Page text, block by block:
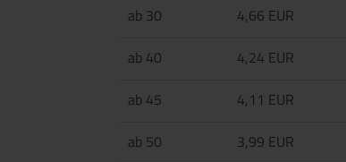
ab 30
4,66 EUR
ab 40
4,24 EUR
ab 45
4,11 EUR
ab 50
3,99 EUR